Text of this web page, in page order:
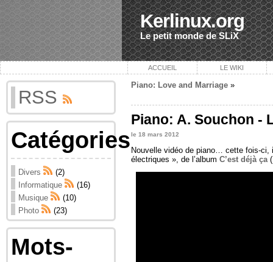
Kerlinux.org
Le petit monde de SLiX
ACCUEIL LE WIKI
RSS
Catégories
Divers
(2)
Informatique
(16)
Musique
(10)
Photo
(23)
Mots-
Piano: Love and Marriage »
Piano: A. Souchon -
le 18 mars 2012
Nouvelle vidéo de piano… cette fois-ci,
électriques », de l’album C’est déjà ça